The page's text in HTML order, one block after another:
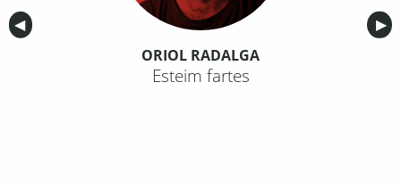
Anterior
◀︎ ▶︎
ORIOL RADALGA
Esteim fartes